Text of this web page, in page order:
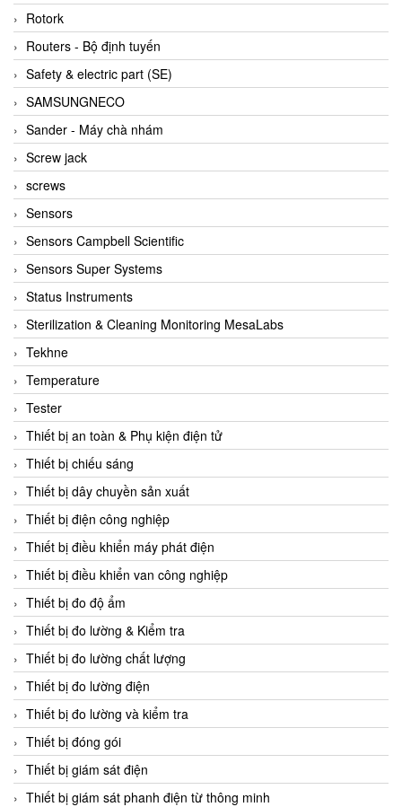
Brook Instrument
Brooks Instrument Vietnam
Buhler
BURLING INSTRUMENTS
Burster
BUSCHJOST
Calectro
Campbell Scientific
Canneed Vietnam
Cantoni
CAPS
CAREL Parts
CCS
CD Automation
CEAG Sicherheitst
CEIA Vietnam
Celduc Vietnam
Cemb
Centec GmbH
CEQUBE
CHAUVIN ARNOUX
Checkline
Chino
Chiyoda Seiki
Chiyoda-Tsusho
Chongqing Huaneng
Chromalox
ChuanYi
CIC
Rotork
Routers - Bộ định tuyến
Safety & electric part (SE)
SAMSUNGNECO
Sander - Máy chà nhám
Screw jack
screws
Sensors
Sensors Campbell Scientific
Sensors Super Systems
Status Instruments
Sterilization & Cleaning Monitoring MesaLabs
Tekhne
Temperature
Tester
Thiết bị an toàn & Phụ kiện điện tử
Thiết bị chiếu sáng
Thiết bị dây chuyền sản xuất
Thiết bị điện công nghiệp
Thiết bị điều khiển máy phát điện
Thiết bị điều khiển van công nghiệp
Thiết bị đo độ ẩm
Thiết bị đo lường & Kiểm tra
Thiết bị đo lường chất lượng
Thiết bị đo lường điện
Thiết bị đo lường và kiểm tra
Thiết bị đóng gói
Thiết bị giám sát điện
Thiết bị giám sát phanh điện từ thông minh